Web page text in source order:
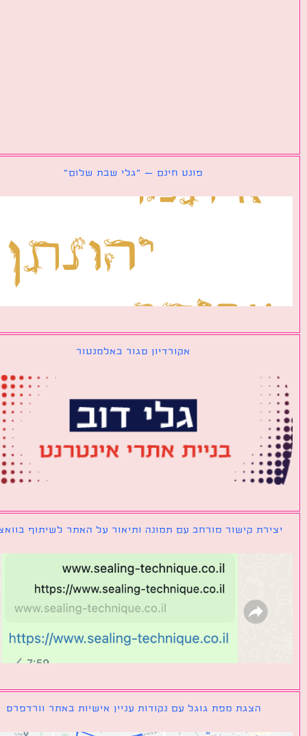
פונט חינם – ״גלי שבת שלום״
אקורדיון סגור באלמנטור
קישור מורחב עם תמונה ותיאור על האתר לשיתוף בוואצאפ
הצגת מפת גוגל עם נקודות עניין אישיות באתר וורדפרס